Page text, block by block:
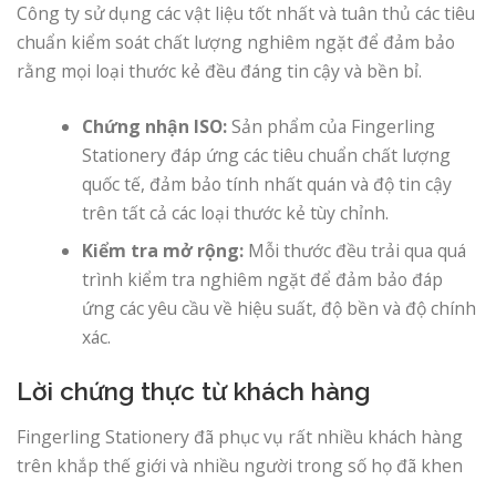
Công ty sử dụng các vật liệu tốt nhất và tuân thủ các tiêu
chuẩn kiểm soát chất lượng nghiêm ngặt để đảm bảo
rằng mọi loại thước kẻ đều đáng tin cậy và bền bỉ.
Chứng nhận ISO:Sản phẩm của Fingerling
Stationery đáp ứng các tiêu chuẩn chất lượng
quốc tế, đảm bảo tính nhất quán và độ tin cậy
trên tất cả các loại thước kẻ tùy chỉnh.
Kiểm tra mở rộng: Mỗi thước đều trải qua quá
trình kiểm tra nghiêm ngặt để đảm bảo đáp
ứng các yêu cầu về hiệu suất, độ bền và độ chính
xác.
Lời chứng thực từ khách hàng
Fingerling Stationery đã phục vụ rất nhiều khách hàng
trên khắp thế giới và nhiều người trong số họ đã khen